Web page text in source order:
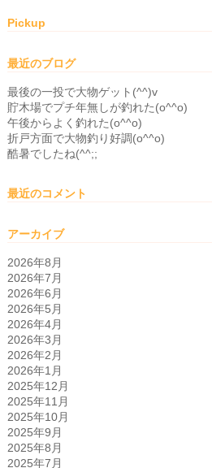
Pickup
最近のブログ
最後の一投で大物ゲット(^^)v
貯木場でプチ年無しが釣れた(o^^o)
午後からよく釣れた(o^^o)
折戸方面で大物釣り好調(o^^o)
酷暑でしたね(^^;;
最近のコメント
アーカイブ
2026年8月
2026年7月
2026年6月
2026年5月
2026年4月
2026年3月
2026年2月
2026年1月
2025年12月
2025年11月
2025年10月
2025年9月
2025年8月
2025年7月